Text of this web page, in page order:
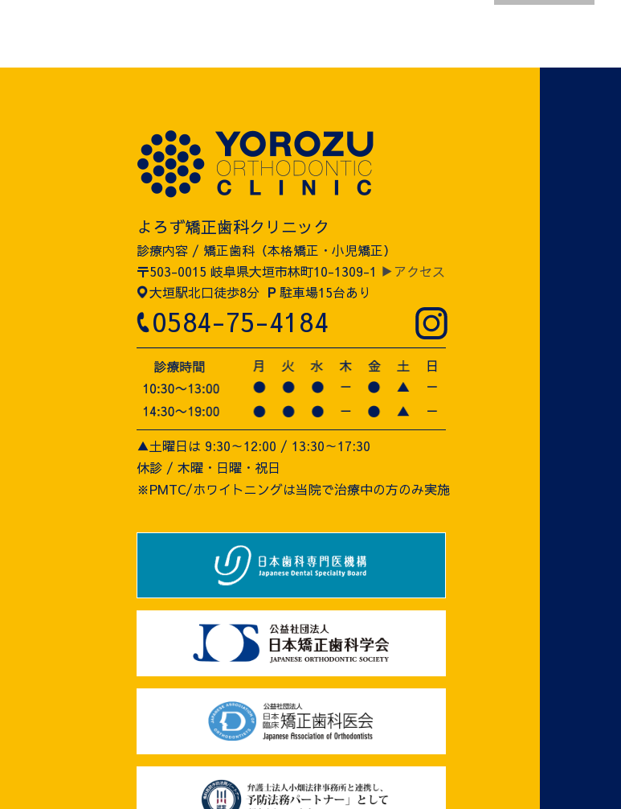
よろず矯正歯科クリニック
診療内容 / 矯正歯科（本格矯正・小児矯正）
〒503-0015 岐阜県大垣市林町10-1309-1 ▶アクセス
大垣駅北口徒歩8分 P駐車場15台あり
0584-75-4184
▲土曜日は 9:30～12:00 / 13:30～17:30
休診 / 木曜・日曜・祝日
※PMTC/ホワイトニングは当院で治療中の方のみ実施